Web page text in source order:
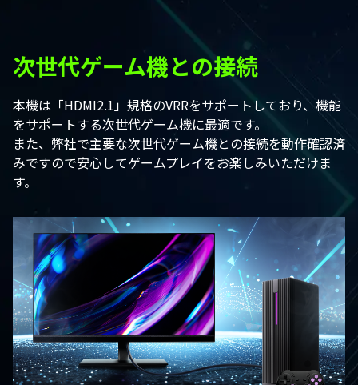
次世代ゲーム機との接続
本機は「HDMI2.1」規格のVRRをサポートしており、機能
をサポートする次世代ゲーム機に最適です。
また、弊社で主要な次世代ゲーム機との接続を動作確認済
みですので安心してゲームプレイをお楽しみいただけま
す。